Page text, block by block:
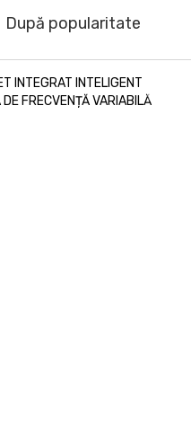
După popularitate